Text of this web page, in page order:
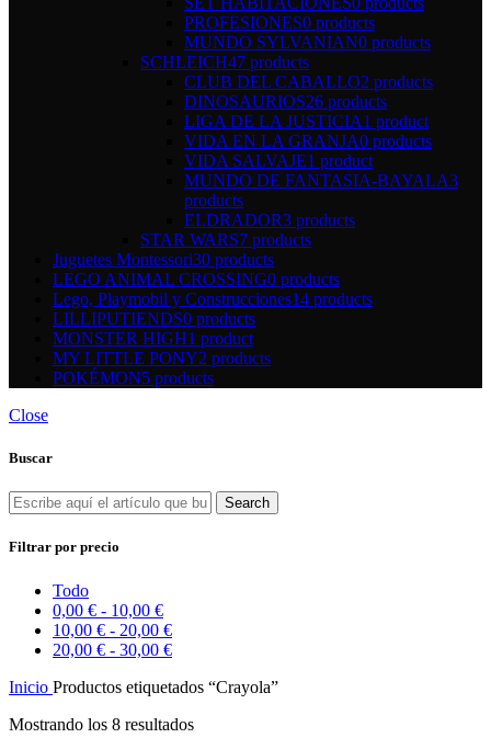
PROFESIONES0 products
MUNDO SYLVANIAN0 products
SCHLEICH47 products
CLUB DEL CABALLO2 products
DINOSAURIOS26 products
LIGA DE LA JUSTICIA1 product
VIDA EN LA GRANJA0 products
VIDA SALVAJE1 product
MUNDO DE FANTASIA-BAYALA3
products
ELDRADOR3 products
STAR WARS7 products
Juguetes Montessori30 products
LEGO ANIMAL CROSSING0 products
Lego, Playmobil y Construcciones14 products
LILLIPUTIENDS0 products
MONSTER HIGH1 product
MY LITTLE PONY2 products
POKÉMON5 products
Close
Buscar
Search
Filtrar por precio
Todo
0,00 € - 10,00 €
10,00 € - 20,00 €
20,00 € - 30,00 €
Inicio Productos etiquetados “Crayola”
Mostrando los 8 resultados